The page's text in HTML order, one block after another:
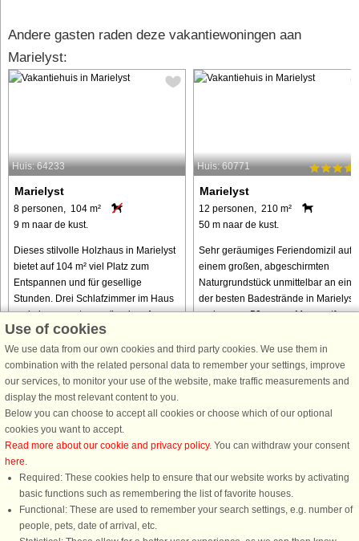
Andere gasten raden deze vakantiewoningen aan
Marielyst:
Huis: 64233
Marielyst
8 personen, 104 m²
9 m naar de kust.
Dieses stilvolle Holzhaus in Marielyst
bietet auf 104 m² viel Platz zum
Entspannen und für gesellige
Stunden. Drei Schlafzimmer im Haus
und ein separater, geräumiger Annex
bieten insgesamt acht Schlafplätze ...
van € 823
Huis: 60771
Marielyst
12 personen, 210 m²
50 m naar de kust.
Sehr geräumiges Feriendomizil auf
einem großen, abgeschirmten
Naturgrundstück unmittelbar an
der besten Badestrände in Marielyst
und nur ca. 50 m vom Meer entfernt.
hauseigenen ...
van € 1.408
DanCenter A/S - Kronprinsensgade 3, 2. - 1114 København K - Danmark
Use of cookies
We use data from our own cookies and third party cookies. We use them in
combination with the related personal data to remember your settings, improve
our services, to monitor your use of the website, make traffic measurements and
display the most relevant content to you.
Below you can choose to accept all cookies or choose which of our optional
cookies you want to accept.
Read more about our cookie and privacy policy. You can withdraw your consent
here.
Required: These cookies help to ensure that our website works by activating
basic functions such as remembering the list of favorite houses.
Functional: These are used to remember your search settings, e.g. number of
people, pets, date of arrival, etc.